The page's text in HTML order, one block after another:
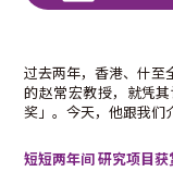
过去两年，香港、什至
的赵常宏教授，就凭
奖」。今天，他跟我们
短短两年间 研究项目获